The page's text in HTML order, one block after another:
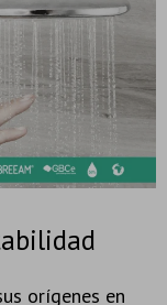
orígenes en